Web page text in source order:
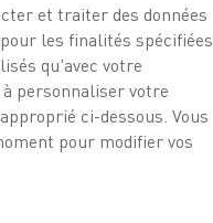
et traiter des données
les finalités spécifiées
qu'avec votre
personnaliser votre
ci-dessous. Vous
pour modifier vos